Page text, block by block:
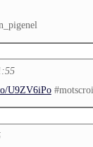
U9ZV6iPo